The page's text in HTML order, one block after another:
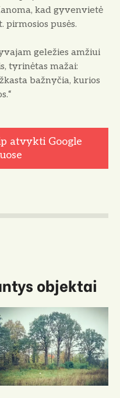
kad gyvenvietė
pirmosios pusės.
geležies amžiui
tyrinėtas mažai:
kasta bažnyčia, kurios
“
atvykti Google
objektai